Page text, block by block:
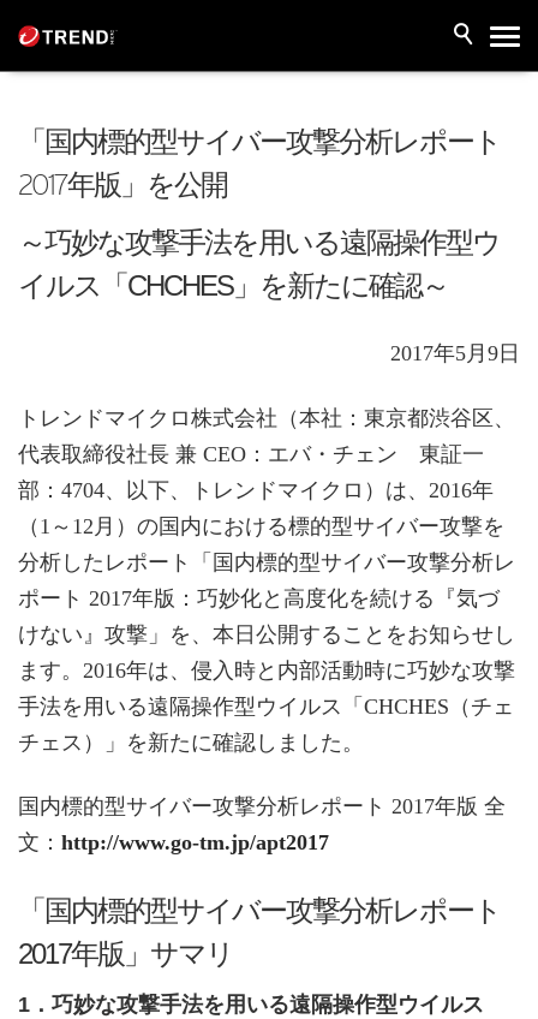
「国内標的型サイバー攻撃分析レポート
2017年版」を公開
～巧妙な攻撃手法を用いる遠隔操作型ウ
イルス「CHCHES」を新たに確認～
2017年5月9日
トレンドマイクロ株式会社（本社：東京都渋谷区、
代表取締役社長 兼 CEO：エバ・チェン 東証一
部：4704、以下、トレンドマイクロ）は、2016年
（1～12月）の国内における標的型サイバー攻撃を
分析したレポート「国内標的型サイバー攻撃分析レ
ポート 2017年版：巧妙化と高度化を続ける『気づ
けない』攻撃」を、本日公開することをお知らせし
ます。2016年は、侵入時と内部活動時に巧妙な攻撃
手法を用いる遠隔操作型ウイルス「CHCHES（チェ
チェス）」を新たに確認しました。
国内標的型サイバー攻撃分析レポート 2017年版 全
文： http://www.go-tm.jp/apt2017
「国内標的型サイバー攻撃分析レポート
2017年版」サマリ
1．巧妙な攻撃手法を用いる遠隔操作型ウイルス